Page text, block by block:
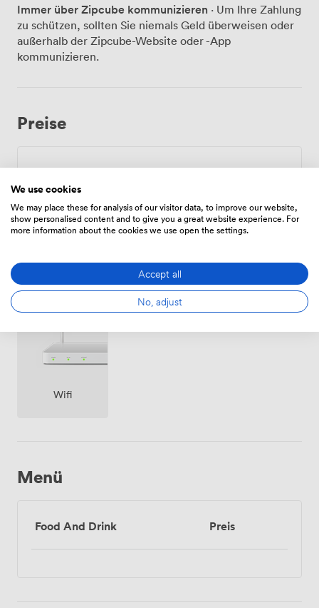
Immer über Zipcube kommunizieren · Um Ihre Zahlung
zu schützen, sollten Sie niemals Geld überweisen oder
außerhalb der Zipcube-Website oder -App
kommunizieren.
Preise
Von560/Stunde
Ausstattungen
Wifi
Menü
Food And Drink Preis
We use cookies
We may place these for analysis of our visitor data, to improve our website,
show personalised content and to give you a great website experience. For
more information about the cookies we use open the settings.
Accept all
No, adjust